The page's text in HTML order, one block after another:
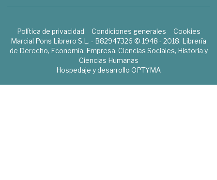
Política de privacidad Condiciones generales
Cookies
Marcial Pons Librero S.L. - B82947326 © 1948 - 2018. Librería
de Derecho, Economía, Empresa, Ciencias Sociales, Historia y
Ciencias Humanas
Hospedaje y desarrollo OPTYMA